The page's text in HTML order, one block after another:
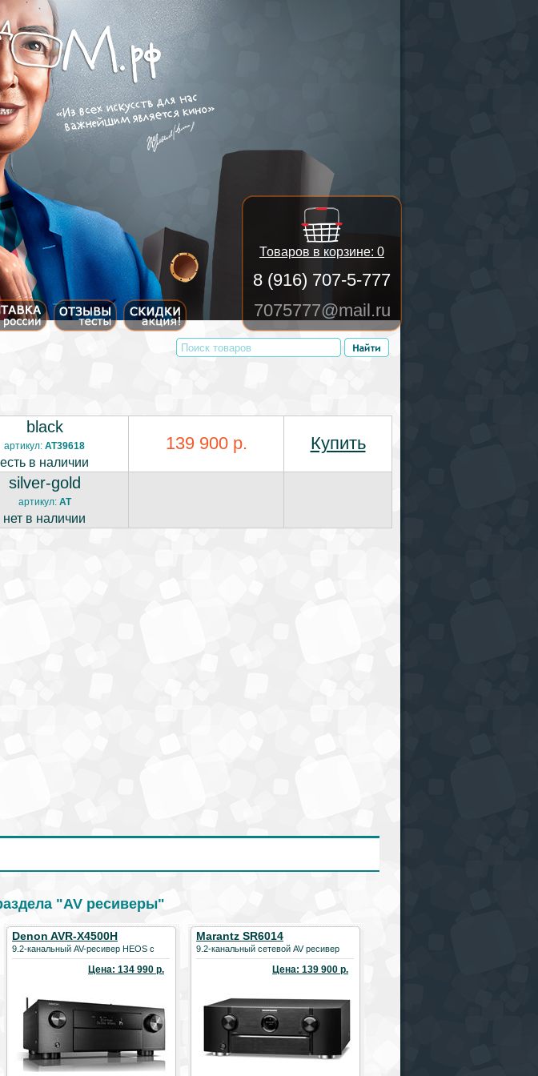
Товаров в корзине: 0
8 (916) 707-5-777
7075777@mail.ru
black
артикул: AT39618
есть в наличии
139 900 р. Купить
silver-gold
артикул: AT
нет в наличии
"AV ресиверы"
Denon AVR-X4500H
9.2-канальный AV-ресивер HEOS с
pre-out
Цена: 134 990 р.
Marantz SR6014
9.2-канальный сетевой AV ресивер
Цена: 139 900 р.